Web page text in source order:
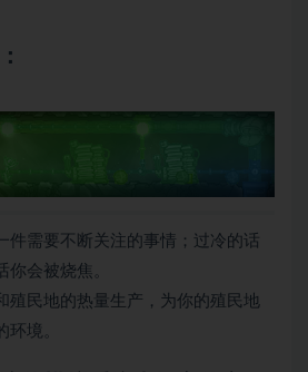
件需要不断关注的事情；过冷的话
你会被烧焦。
殖民地的热量生产，为你的殖民地
环境。